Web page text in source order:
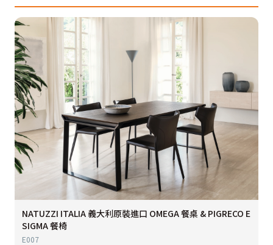
NATUZZI ITALIA 義大利原裝進口 OMEGA 餐桌 & PIGRECO E
SIGMA 餐椅
E007